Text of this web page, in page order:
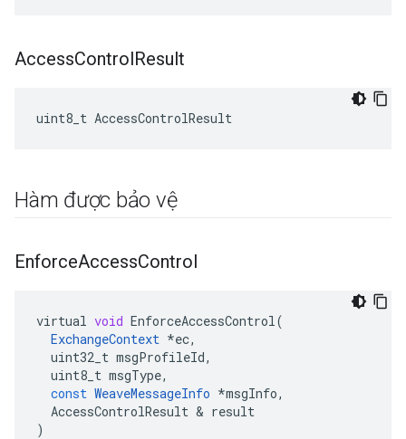
AccessControlResult
uint8_t AccessControlResult
Hàm được bảo vệ
EnforceAccessControl
virtual void EnforceAccessControl(
ExchangeContext *ec,
uint32_t msgProfileId,
uint8_t msgType,
const WeaveMessageInfo *msgInfo,
AccessControlResult & result
)